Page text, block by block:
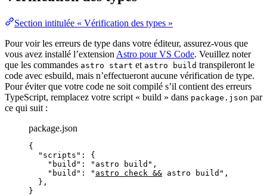
Section intitulée « Vérification des types »
Pour voir les erreurs de type dans votre éditeur, assurez-vous que
vous avez installé l’extension Astro pour VS Code. Veuillez noter
que les commandes astro start et astro build transpileront le
code avec esbuild, mais n’effectueront aucune vérification de type.
Pour éviter que votre code ne soit compilé s’il contient des erreurs
TypeScript, remplacez votre script « build » dans package.json par
ce qui suit :
package.json
{
"scripts" : {
"build" : " astro build " ,
"build" : " astro check && astro build " ,
},
}